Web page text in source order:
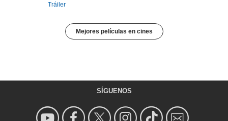
Tráiler
Mejores películas en cines
SÍGUENOS